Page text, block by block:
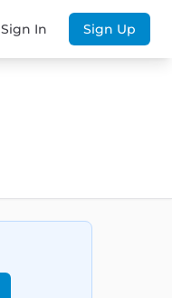
Sign In Sign Up